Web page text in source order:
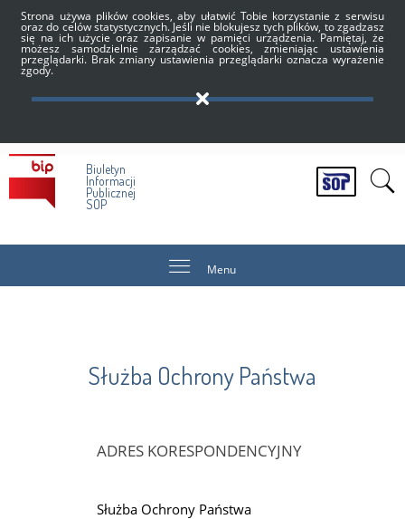
Strona używa plików cookies, aby ułatwić Tobie korzystanie z serwisu
oraz do celów statystycznych. Jeśli nie blokujesz tych plików, to zgadzasz
się na ich użycie oraz zapisanie w pamięci urządzenia. Pamiętaj, że
możesz samodzielnie zarządzać cookies, zmieniając ustawienia
przeglądarki. Brak zmiany ustawienia przeglądarki oznacza wyrażenie
zgody.
Biuletyn
Informacji
Publicznej
SOP
Menu
Służba Ochrony Państwa
ADRES KORESPONDENCYJNY
Służba Ochrony Państwa